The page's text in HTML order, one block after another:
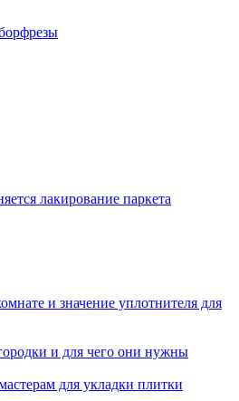
лакирование паркета